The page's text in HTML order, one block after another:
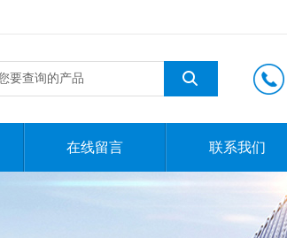
在线留言 联系我们